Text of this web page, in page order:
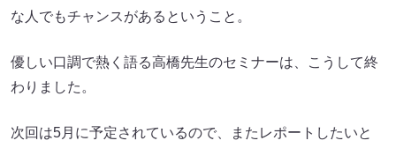
な人でもチャンスがあるということ。
優しい口調で熱く語る高橋先生のセミナーは、こうして終
わりました。
次回は5月に予定されているので、またレポートしたいと